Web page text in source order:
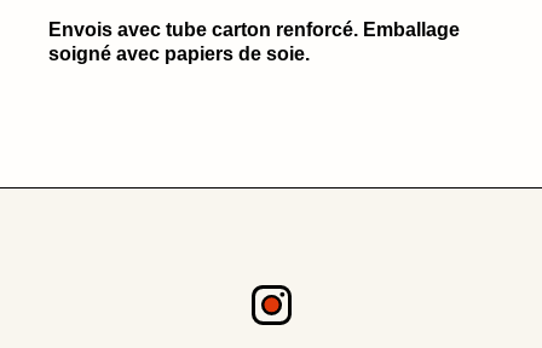
Envois avec tube carton renforcé. Emballage
soigné avec papiers de soie.